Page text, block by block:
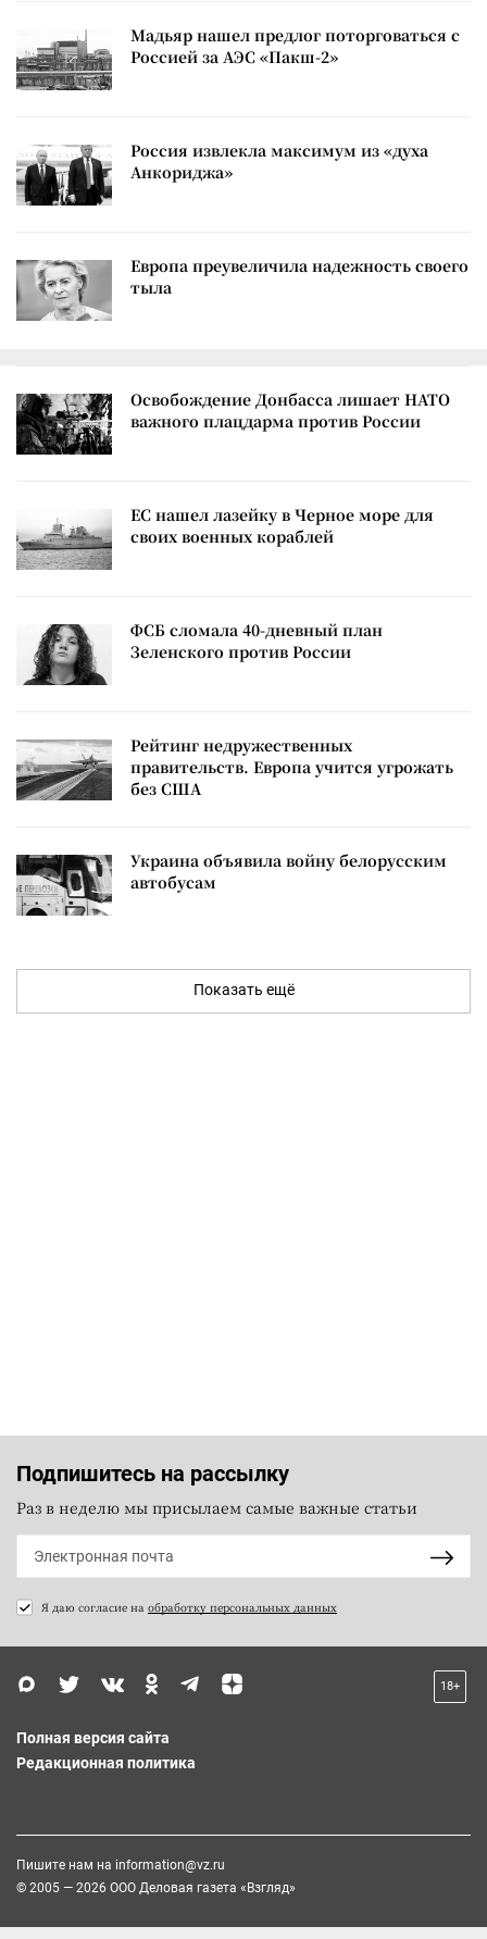
Мадьяр нашел предлог поторговаться с
Россией за АЭС «Пакш-2»
Россия извлекла максимум из «духа
Анкориджа»
Европа преувеличила надежность своего
тыла
Освобождение Донбасса лишает НАТО
важного плацдарма против России
ЕС нашел лазейку в Черное море для
своих военных кораблей
ФСБ сломала 40-дневный план
Зеленского против России
Рейтинг недружественных
правительств. Европа учится угрожать
без США
Украина объявила войну белорусским
автобусам
Показать ещё
Подпишитесь на рассылку
Раз в неделю мы присылаем самые важные статьи
Я даю согласие на обработку персональных данных
18+
Полная версия сайта
Редакционная политика
Пишите нам на information@vz.ru
© 2005 — 2026 ООО Деловая газета «Взгляд»